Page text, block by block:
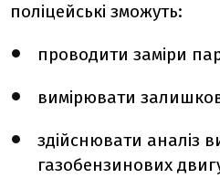
поліцейські зможуть:
проводити заміри
вимірювати
здійснювати аналіз
газобензинових